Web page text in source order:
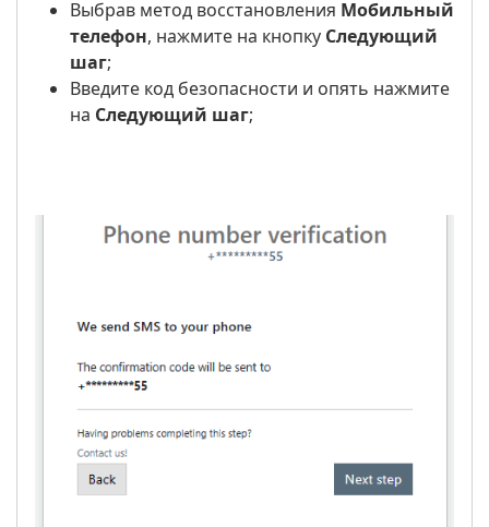
Выбрав метод восстановления Мобильный
телефон, нажмите на кнопку Следующий
шаг;
Введите код безопасности и опять нажмите
на Следующий шаг;